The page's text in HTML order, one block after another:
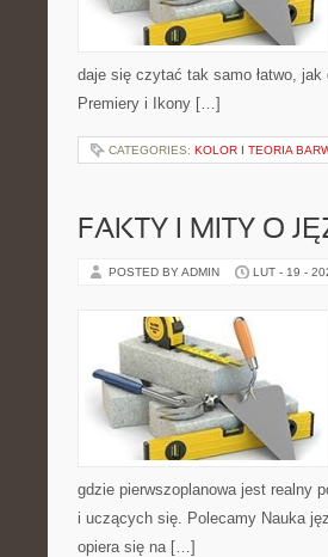
daje się czytać tak samo łatwo,
Premiery i Ikony […]
CATEGORIES: KOLOR I TEORIA
FAKTY I MITY O
POSTED BY ADMIN LUT - 19 -
gdzie pierwszoplanowa jest realny
i uczących się. Polecamy Nauka
opiera się na […]